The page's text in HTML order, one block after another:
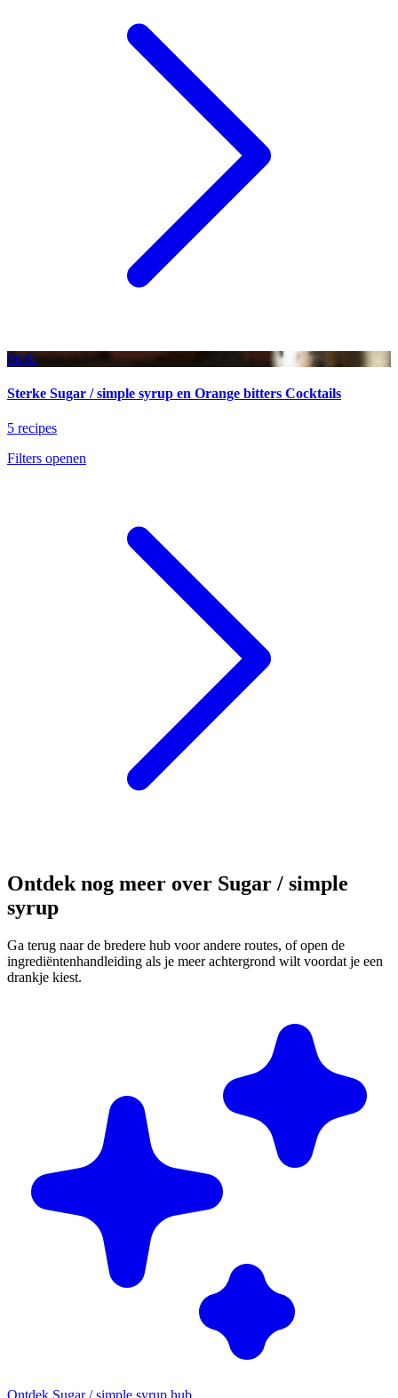
Sterk
Sterke Sugar / simple syrup en Orange bitters Cocktails
5 recipes
Filters openen
Ontdek nog meer over Sugar / simple
syrup
Ga terug naar de bredere hub voor andere routes, of open de
ingrediëntenhandleiding als je meer achtergrond wilt voordat je een
drankje kiest.
Ontdek Sugar / simple syrup hub